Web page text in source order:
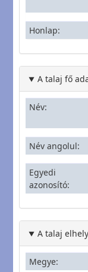
Honlap
A talaj fő
Név
Név angolul
Egyedi
azonosító
A talaj
Megye